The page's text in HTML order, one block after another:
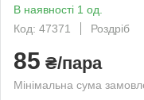
В наявності 1 од.
Код: 47371
Роздріб
85 ₴/пара
Мінімальна сума